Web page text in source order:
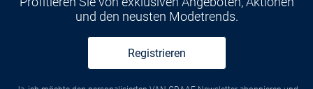
und den neusten Modetrends.
Registrieren